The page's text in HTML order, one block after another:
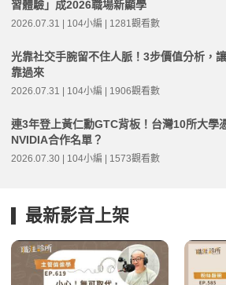
習體驗」成2026職場新顯學
2026.07.31 | 104小編 | 1281觀看數
光靠社交手腕留不住人脈！3步價值分析，
靠過來
2026.07.31 | 104小編 | 1906觀看數
連3年登上黃仁勳GTC背板！台灣10所大學
NVIDIA合作名單？
2026.07.30 | 104小編 | 1573觀看數
最新影音上架